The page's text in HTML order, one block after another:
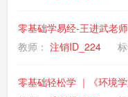
零基础学易经-王进武老
教师： 注销ID_224
零基础轻松学 ｜《环境